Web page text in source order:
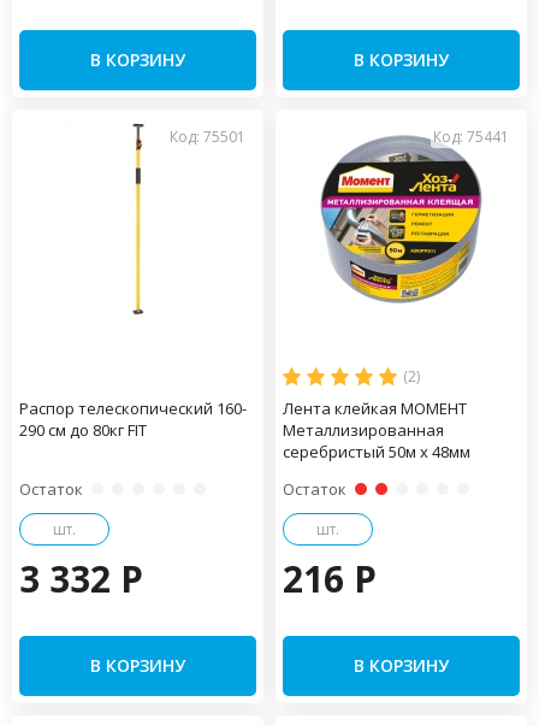
В КОРЗИНУ В КОРЗИНУ
Код: 75501
Распор телескопический 160-
290 см до 80кг FIT
Остаток
шт.
3 332 P
В КОРЗИНУ
Код: 75441
(2)
Лента клейкая МОМЕНТ
Металлизированная
серебристый 50м х 48мм
Остаток
шт.
216 P
В КОРЗИНУ